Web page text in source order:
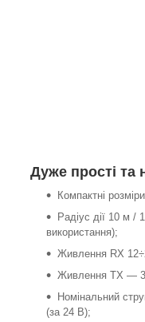
Дуже прості та
Компактні
Радіус дії 10 м /
використання);
Живлення RX
Живлення TX —
Номінальний
(за 24 В);